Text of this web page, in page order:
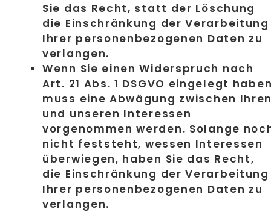
Sie das Recht, statt der Löschung
die Einschränkung der Verarbeitung
Ihrer personenbezogenen Daten zu
verlangen.
Wenn Sie einen Widerspruch nach
Art. 21 Abs. 1 DSGVO eingelegt
muss eine Abwägung zwischen
und unseren Interessen
vorgenommen werden. Solange
nicht feststeht, wessen Interessen
überwiegen, haben Sie das Recht,
die Einschränkung der Verarbeitung
Ihrer personenbezogenen Daten zu
verlangen.